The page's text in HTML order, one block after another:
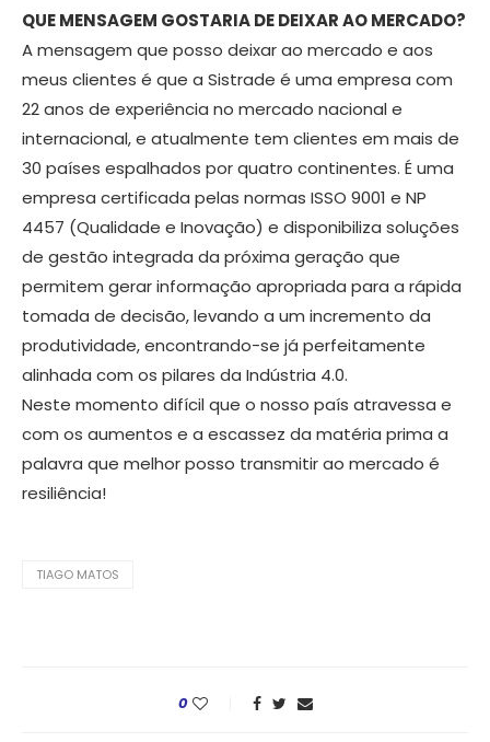
QUE MENSAGEM GOSTARIA DE DEIXAR AO MERCADO?
A mensagem que posso deixar ao mercado e aos
meus clientes é que a Sistrade é uma empresa com
22 anos de experiência no mercado nacional e
internacional, e atualmente tem clientes em mais de
30 países espalhados por quatro continentes. É uma
empresa certificada pelas normas ISSO 9001 e NP
4457 (Qualidade e Inovação) e disponibiliza soluções
de gestão integrada da próxima geração que
permitem gerar informação apropriada para a rápida
tomada de decisão, levando a um incremento da
produtividade, encontrando-se já perfeitamente
alinhada com os pilares da Indústria 4.0.
Neste momento difícil que o nosso país atravessa e
com os aumentos e a escassez da matéria prima a
palavra que melhor posso transmitir ao mercado é
resiliência!
TIAGO MATOS
0